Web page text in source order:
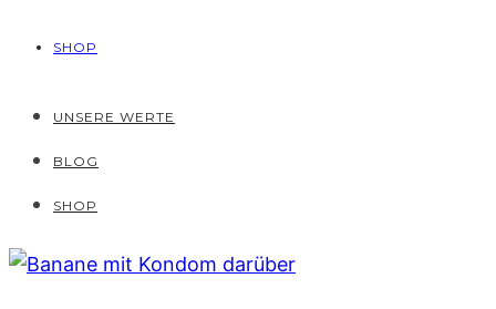
SHOP
UNSERE WERTE
BLOG
SHOP